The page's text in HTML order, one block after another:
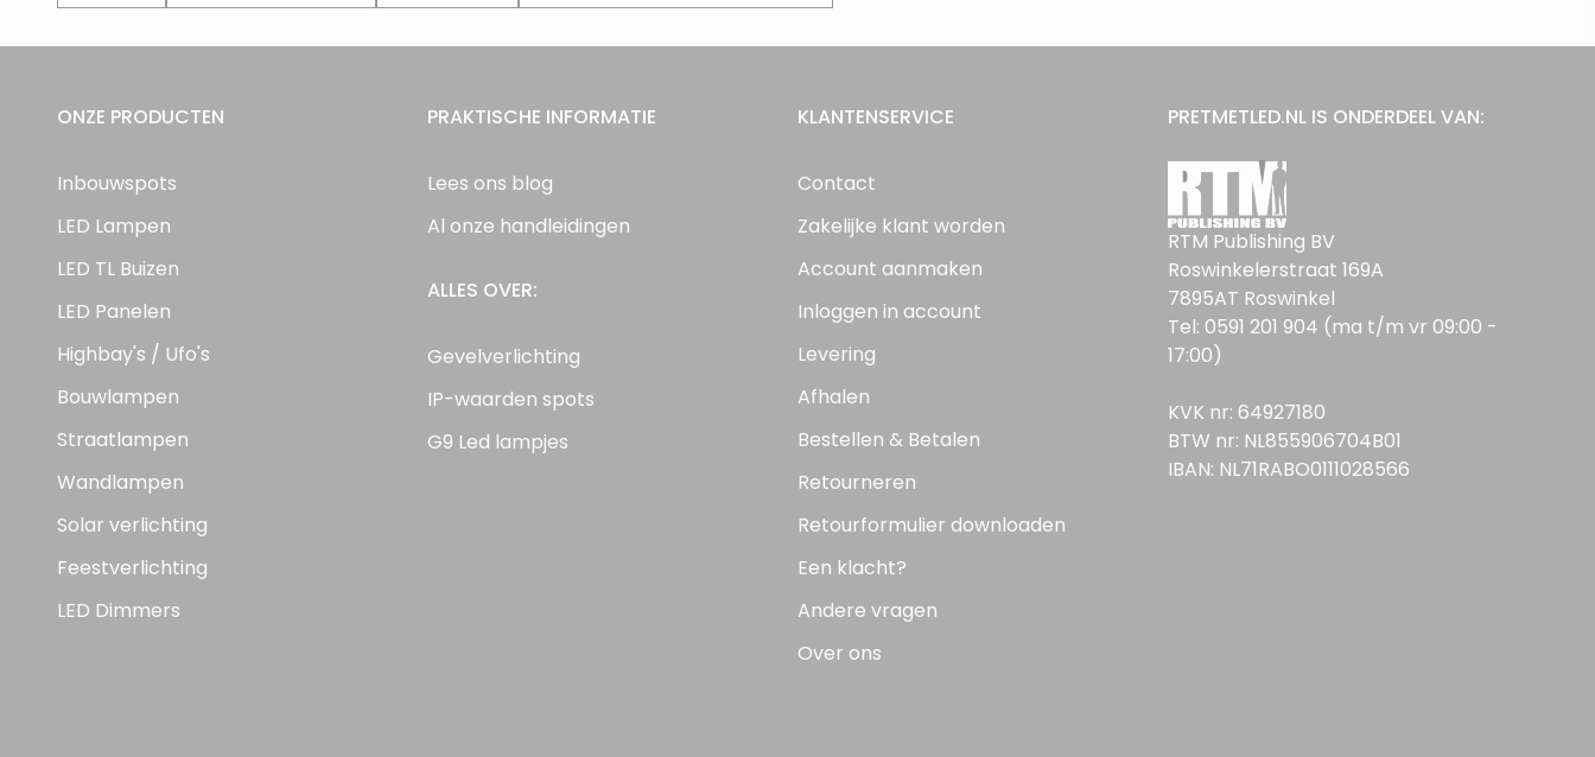
ONZE PRODUCTEN
Inbouwspots
LED Lampen
LED TL Buizen
LED Panelen
Highbay's / Ufo's
Bouwlampen
Straatlampen
Wandlampen
Solar verlichting
Feestverlichting
LED Dimmers
PRAKTISCHE INFORMATIE
Lees ons blog
Al onze handleidingen
ALLES OVER:
Gevelverlichting
IP-waarden spots
G9 Led lampjes
KLANTENSERVICE
Contact
Zakelijke klant worden
Account aanmaken
Inloggen in account
Levering
Afhalen
Bestellen & Betalen
Retourneren
Retourformulier downloaden
Een klacht?
Andere vragen
Over ons
PRETMETLED.NL IS ONDERDEEL VAN:
RTM Publishing BV
Roswinkelerstraat 169A
7895AT Roswinkel
Tel: 0591 201 904 (ma t/m vr 09:00 -
17:00)
KVK nr: 64927180
BTW nr: NL855906704B01
IBAN: NL71RABO0111028566